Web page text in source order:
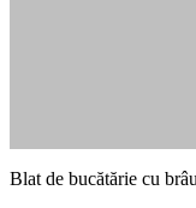
Blat de bucătărie cu